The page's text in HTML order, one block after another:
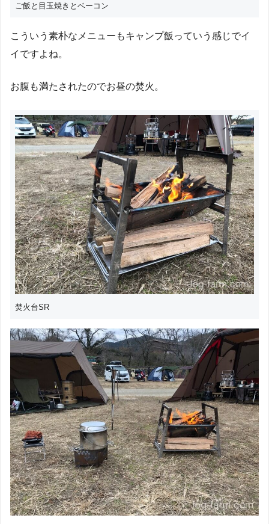
ご飯と目玉焼きとベーコン
こういう素朴なメニューもキャンプ飯っていう感じでイ
イですよね。
お腹も満たされたのでお昼の焚火。
焚火台SR